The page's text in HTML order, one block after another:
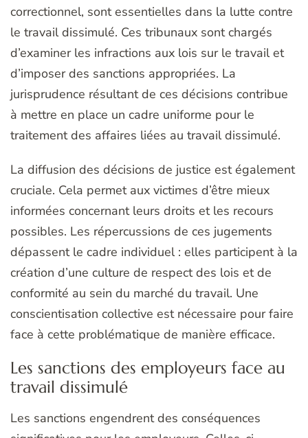
correctionnel, sont essentielles dans la lutte contre
le travail dissimulé. Ces tribunaux sont chargés
d’examiner les infractions aux lois sur le travail et
d’imposer des sanctions appropriées. La
jurisprudence résultant de ces décisions contribue
à mettre en place un cadre uniforme pour le
traitement des affaires liées au travail dissimulé.
La diffusion des décisions de justice est également
cruciale. Cela permet aux victimes d’être mieux
informées concernant leurs droits et les recours
possibles. Les répercussions de ces jugements
dépassent le cadre individuel : elles participent à la
création d’une culture de respect des lois et de
conformité au sein du marché du travail. Une
conscientisation collective est nécessaire pour faire
face à cette problématique de manière efficace.
Les sanctions des employeurs face au
travail dissimulé
Les sanctions engendrent des conséquences